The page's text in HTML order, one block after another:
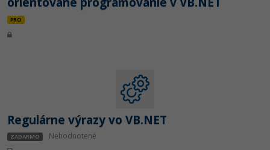
PRO
Regulárne výrazy vo VB.NET
ZADARMO Nehodnotené